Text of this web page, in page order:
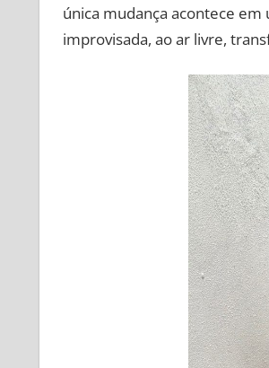
única mudança acontece
improvisada, ao ar livre,